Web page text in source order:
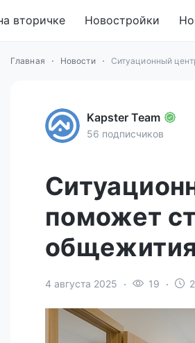
вторичке Новостройки
Главная Новости Ситуационный
Kapster Team
56 подписчиков
поможет
общежития
4 августа 2025 19